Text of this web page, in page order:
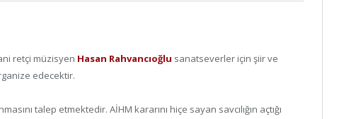
retçi müzisyen Hasan Rahvancıoğlu sanatseverler için şiir ve
edecektir.
talep etmektedir. AİHM kararını hiçe sayan savcılığın açtığı